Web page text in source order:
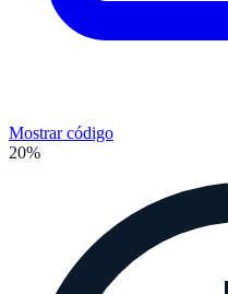
Mostrar código
20%